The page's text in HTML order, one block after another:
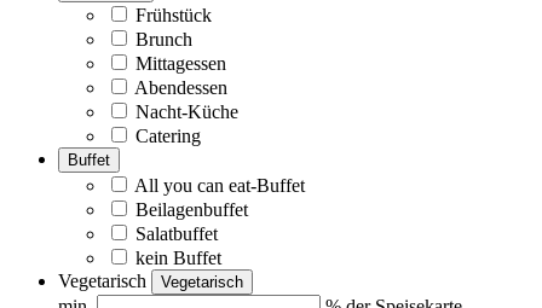
Frühstück
Brunch
Mittagessen
Abendessen
Nacht-Küche
Catering
Buffet
All you can eat-Buffet
Beilagenbuffet
Salatbuffet
kein Buffet
Vegetarisch
Vegetarisch